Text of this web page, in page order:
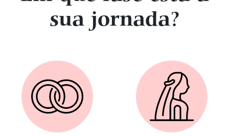
sua jornada?